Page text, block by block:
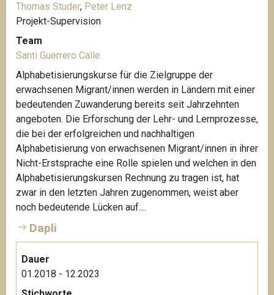
Thomas Studer, Peter Lenz
Projekt-Supervision
Team
Santi Guerrero Calle
Alphabetisierungskurse für die Zielgruppe der
erwachsenen Migrant/innen werden in Ländern mit einer
bedeutenden Zuwanderung bereits seit Jahrzehnten
angeboten. Die Erforschung der Lehr- und Lernprozesse,
die bei der erfolgreichen und nachhaltigen
Alphabetisierung von erwachsenen Migrant/innen in ihrer
Nicht-Erstsprache eine Rolle spielen und welchen in den
Alphabetisierungskursen Rechnung zu tragen ist, hat
zwar in den letzten Jahren zugenommen, weist aber
noch bedeutende Lücken auf....
Dapli
Dauer
01.2018 - 12.2023